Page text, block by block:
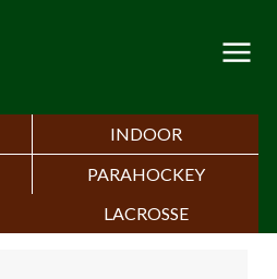
INDOOR
PARAHOCKEY
LACROSSE